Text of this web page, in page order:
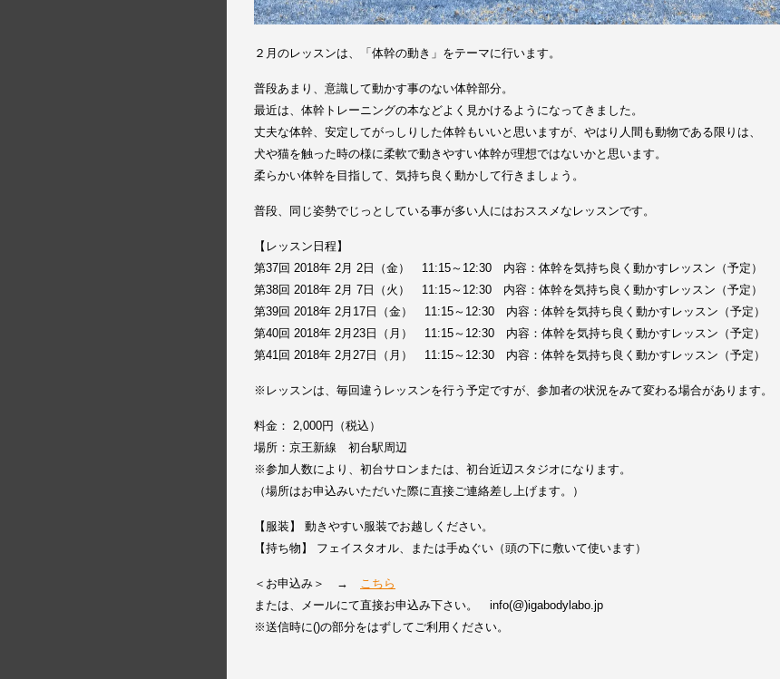
２月のレッスンは、「体幹の動き」をテーマに行います。
普段あまり、意識して動かす事のない体幹部分。
最近は、体幹トレーニングの本などよく見かけるようになってきました。
丈夫な体幹、安定してがっしりした体幹もいいと思いますが、やはり人間も動物である限りは、
犬や猫を触った時の様に柔軟で動きやすい体幹が理想ではないかと思います。
柔らかい体幹を目指して、気持ち良く動かして行きましょう。
普段、同じ姿勢でじっとしている事が多い人にはおススメなレッスンです。
【レッスン日程】
第37回 2018年 2月 2日（金） 11:15～12:30 内容：体幹を気持ち良く動かすレッスン（予定）
第38回 2018年 2月 7日（火） 11:15～12:30 内容：体幹を気持ち良く動かすレッスン（予定）
第39回 2018年 2月17日（金） 11:15～12:30 内容：体幹を気持ち良く動かすレッスン（予定）
第40回 2018年 2月23日（月） 11:15～12:30 内容：体幹を気持ち良く動かすレッスン（予定）
第41回 2018年 2月27日（月） 11:15～12:30 内容：体幹を気持ち良く動かすレッスン（予定）
※レッスンは、毎回違うレッスンを行う予定ですが、参加者の状況をみて変わる場合があります。
料金： 2,000円（税込）
場所：京王新線 初台駅周辺
※参加人数により、初台サロンまたは、初台近辺スタジオになります。
（場所はお申込みいただいた際に直接ご連絡差し上げます。）
【服装】 動きやすい服装でお越しください。
【持ち物】 フェイスタオル、または手ぬぐい（頭の下に敷いて使います）
＜お申込み＞ →
こちら
または、メールにて直接お申込み下さい。 info(@)igabodylabo.jp
※送信時に()の部分をはずしてご利用ください。